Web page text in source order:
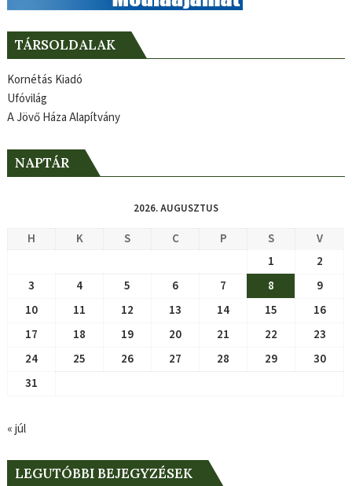
TÁRSOLDALAK
Kornétás Kiadó
Ufóvilág
A Jövő Háza Alapítvány
NAPTÁR
2026. AUGUSZTUS
H K S C P S
V
1
2
3
4 5 6 7 8
9
10
11 12 13 14 15
16
17
18 19 20 21 22
23
24
25 26 27 28 29
30
31
« júl
LEGUTÓBBI BEJEGYZÉSEK